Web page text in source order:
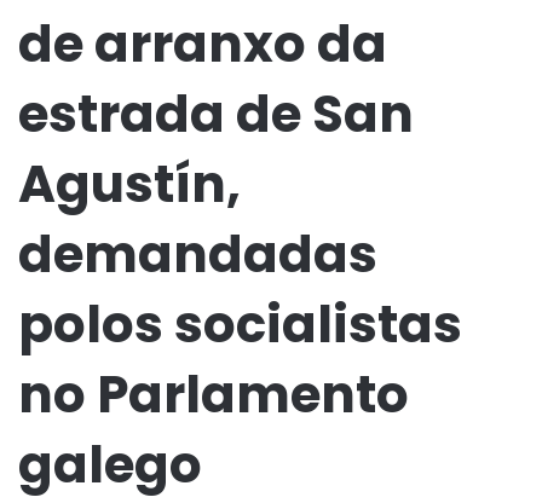
de arranxo da
estrada de San
Agustín,
demandadas
polos socialistas
no Parlamento
galego